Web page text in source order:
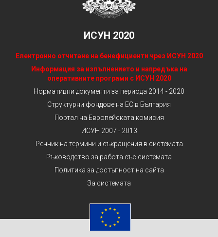
ИСУН 2020
Електронно отчитане на бенефициенти чрез ИСУН 2020
Информация за изпълнението и напредъка на
оперативните програми с ИСУН 2020
Нормативни документи за периода 2014 - 2020
Структурни фондове на ЕС в България
Портал на Европейската комисия
ИСУН 2007 - 2013
Речник на термини и съкращения в системата
Ръководство за работа със системата
Политика за достъпност на сайта
За системата